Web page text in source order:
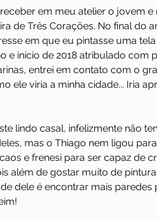
em meu atelier o jovem e
de Três Corações. No final do
em que eu pintasse uma
e início de 2018 atribulado com
entrei em contato com o
ele viria a minha cidade... Iria
lindo casal, infelizmente não
mas o Thiago nem ligou
e frenesi para ser capaz de
além de gostar muito de pintura
dele é encontrar mais paredes